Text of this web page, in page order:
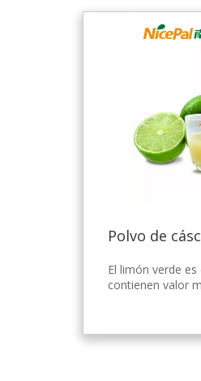
El limón verde
contienen valor
con la
secado por